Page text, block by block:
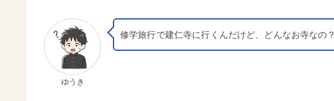
ゆうき
修学旅行で建仁寺に行くんだけど、どんなお寺なの？